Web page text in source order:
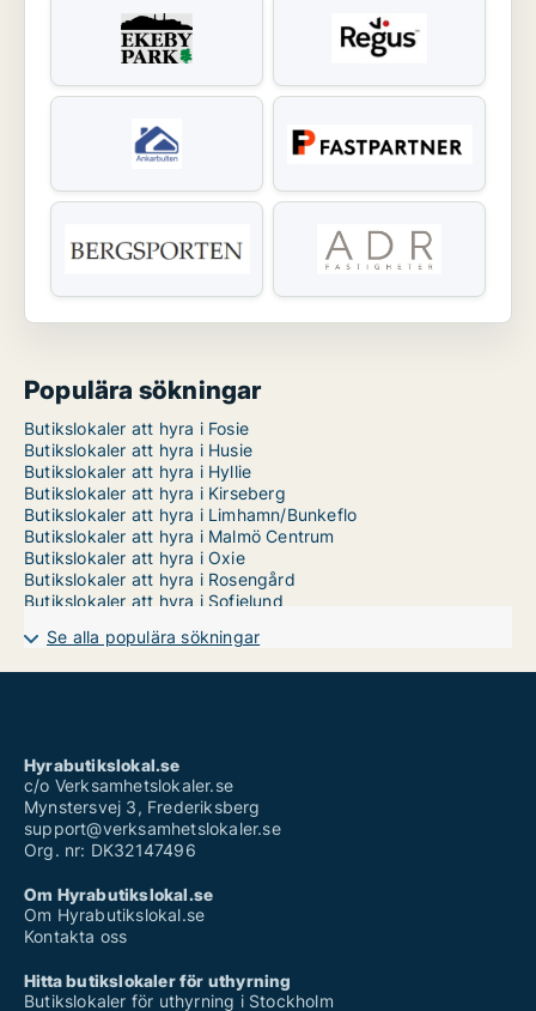
Populära sökningar
Butikslokaler att hyra i Fosie
Butikslokaler att hyra i Husie
Butikslokaler att hyra i Hyllie
Butikslokaler att hyra i Kirseberg
Butikslokaler att hyra i Limhamn/Bunkeflo
Butikslokaler att hyra i Malmö Centrum
Butikslokaler att hyra i Oxie
Butikslokaler att hyra i Rosengård
Butikslokaler att hyra i Sofielund
Se alla populära sökningar
Hyrabutikslokal.se
c/o Verksamhetslokaler.se
Mynstersvej 3, Frederiksberg
support@verksamhetslokaler.se
Org. nr: DK32147496
Om Hyrabutikslokal.se
Om Hyrabutikslokal.se
Kontakta oss
Hitta butikslokaler för uthyrning
Butikslokaler för uthyrning i Stockholm